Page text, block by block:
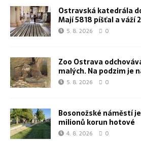
Ostravská katedrála
Mají 5818 píšťal a váží
5. 8. 2026 0
Zoo Ostrava
malých. Na podzim je
5. 8. 2026 0
Bosonožské náměstí
milionů korun hotové
4. 8. 2026 0